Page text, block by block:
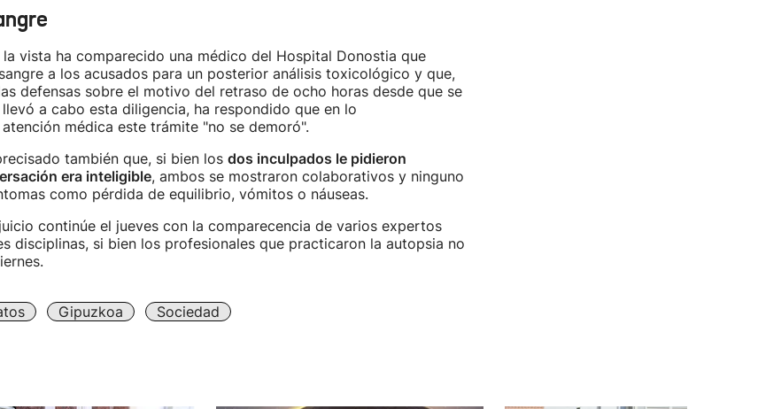
vista ha comparecido una médico del Hospital Donostia que
a los acusados para un posterior análisis toxicológico y que,
defensas sobre el motivo del retraso de ocho horas desde que se
a cabo esta diligencia, ha respondido que en lo
médica este trámite "no se demoró".
también que, si bien los dos inculpados le pidieron
era inteligible, ambos se mostraron colaborativos y ninguno
como pérdida de equilibrio, vómitos o náuseas.
continúe el jueves con la comparecencia de varios expertos
disciplinas, si bien los profesionales que practicaron la autopsia no
Gipuzkoa Sociedad